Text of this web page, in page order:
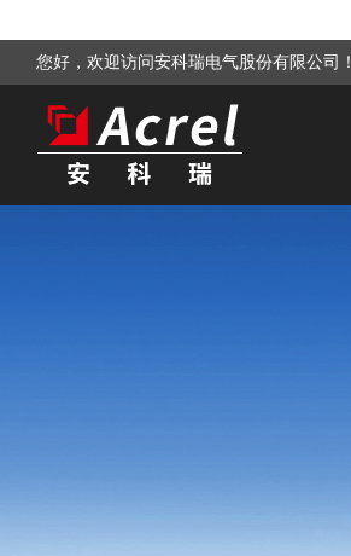
您好，欢迎访问安科瑞电气股份有限公司！